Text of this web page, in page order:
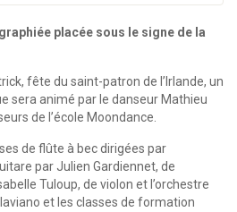
placée sous le signe de la
fête du saint-patron de l’Irlande, un
sera animé par le danseur Mathieu
de l’école Moondance.
de flûte à bec dirigées par
par Julien Gardiennet, de
Tuloup, de violon et l’orchestre
et les classes de formation